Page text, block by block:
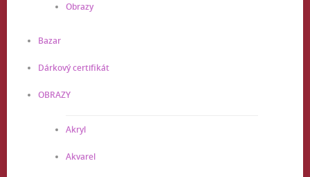
Obrazy
Bazar
Dárkový certifikát
OBRAZY
Akryl
Akvarel